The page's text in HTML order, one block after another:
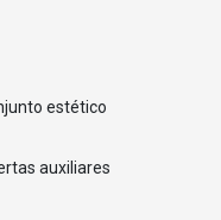
estético
auxiliares